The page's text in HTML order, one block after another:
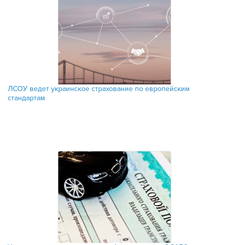
ЛСОУ ведет украинское страхование по европейским
стандартам